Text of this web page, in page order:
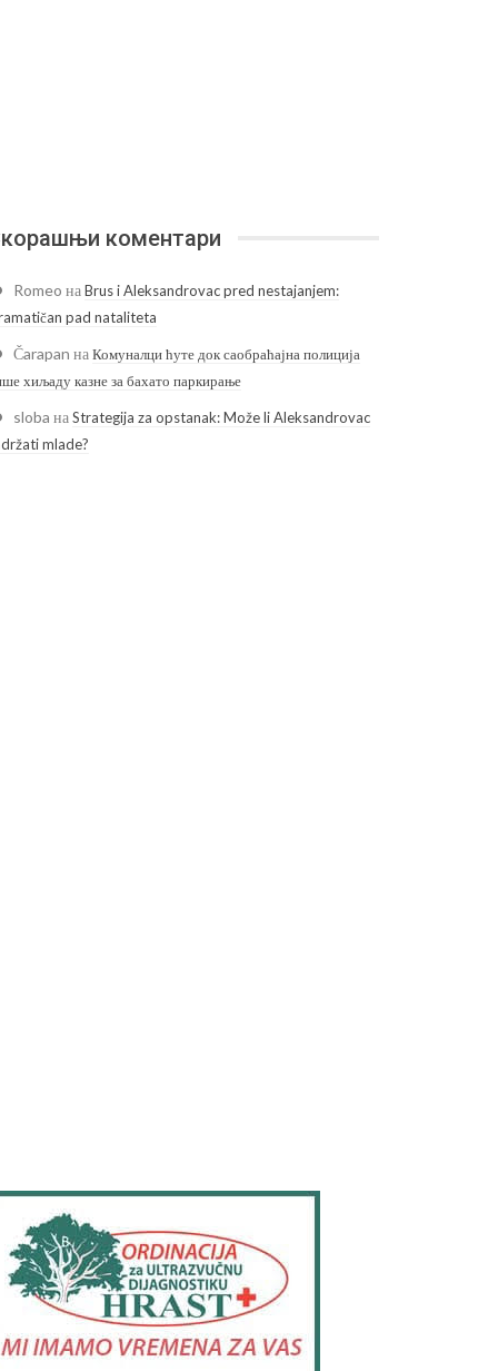
коментари
Romeo наBrus i Aleksandrovac pred nestajanjem:
pad nataliteta
Čarapan наКомуналци ћуте док саобраћајна полиција
хиљаду казне за бахато паркирање
sloba наStrategija za opstanak: Može li Aleksandrovac
mlade?